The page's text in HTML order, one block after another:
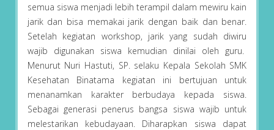
semua siswa menjadi lebih terampil dalam mewiru kain
jarik dan bisa memakai jarik dengan baik dan benar.
Setelah kegiatan workshop, jarik yang sudah diwiru
wajib digunakan siswa kemudian dinilai oleh guru.
Menurut Nuri Hastuti, SP. selaku Kepala Sekolah SMK
Kesehatan Binatama kegiatan ini bertujuan untuk
menanamkan karakter berbudaya kepada siswa.
Sebagai generasi penerus bangsa siswa wajib untuk
melestarikan kebudayaan. Diharapkan siswa dapat